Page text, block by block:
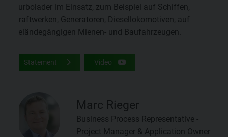
Turbolader im Einsatz, zum Beispiel auf Schiffen,
Kraftwerken, Generatoren, Diesellokomotiven, auf
geländegängigen Mienen- und Baufahrzeugen.
Statement Video
Marc Rieger
Business Process Representative -
Project Manager & Application Owner